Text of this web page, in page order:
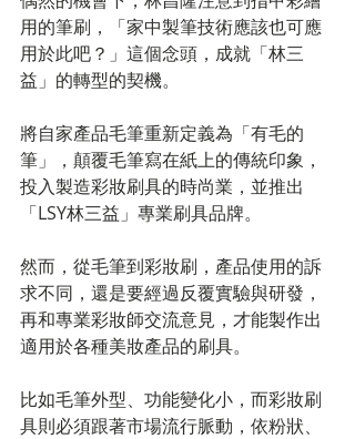
用的筆刷，「家中製筆技術應該也可應
用於此吧？」這個念頭，成就「林三
益」的轉型的契機。
將自家產品毛筆重新定義為「有毛的
筆」，顛覆毛筆寫在紙上的傳統印象，
投入製造彩妝刷具的時尚業，並推出
「LSY林三益」專業刷具品牌。
然而，從毛筆到彩妝刷，產品使用的訴
求不同，還是要經過反覆實驗與研發，
再和專業彩妝師交流意見，才能製作出
適用於各種美妝產品的刷具。
比如毛筆外型、功能變化小，而彩妝刷
具則必須跟著市場流行脈動，依粉狀、